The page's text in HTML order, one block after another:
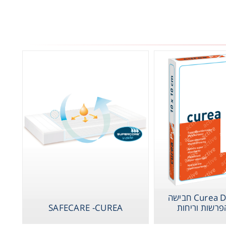
Curea DUO Active חבישה
וריחות
SAFECARE -CUREA